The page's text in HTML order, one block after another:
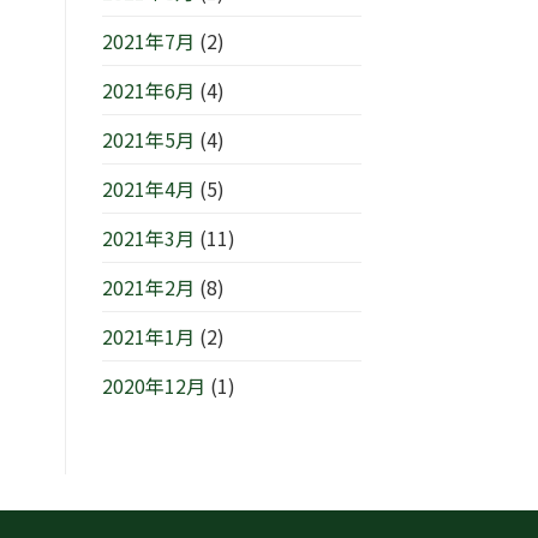
2021年7月 (2)
2021年6月 (4)
2021年5月 (4)
2021年4月 (5)
2021年3月 (11)
2021年2月 (8)
2021年1月 (2)
2020年12月 (1)